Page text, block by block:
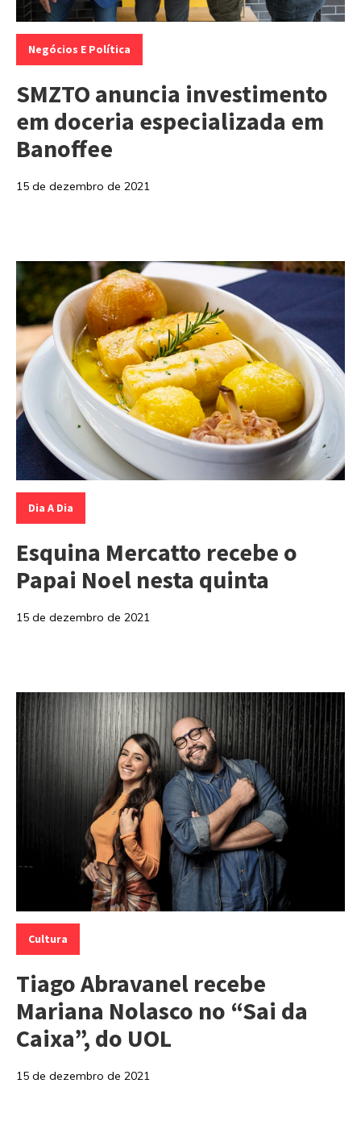
Categorias:
Negócios E Política
SMZTO anuncia investimento
em doceria especializada em
Banoffee
15 de dezembro de 2021
Categorias:
Dia A Dia
Esquina Mercatto recebe o
Papai Noel nesta quinta
15 de dezembro de 2021
Categorias:
Cultura
Tiago Abravanel recebe
Mariana Nolasco no “Sai da
Caixa”, do UOL
15 de dezembro de 2021